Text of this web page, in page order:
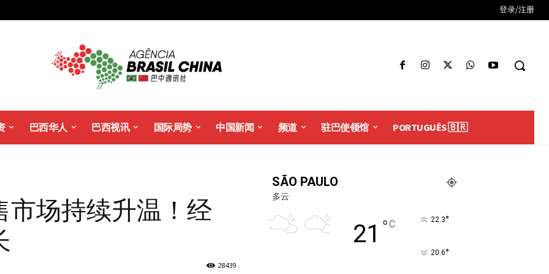
登录/注册
巴西华人 巴西视讯 国际局势 中国新闻 频道 驻巴使领馆 PORTUGUÊS 🇧🇷
市场持续升温！经
28439
SÃO PAULO
多云
21 °C 22.3°
20.6°